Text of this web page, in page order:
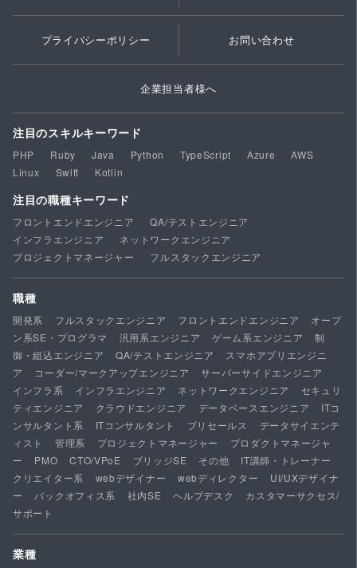
プライバシーポリシー お問い合わせ
企業担当者様へ
注目のスキルキーワード
PHP Ruby Java Python TypeScript Azure
AWS
Linux
Swift Kotlin
注目の職種キーワード
フロントエンドエンジニア
QA/テストエンジニア
インフラエンジニア
ネットワークエンジニア
プロジェクトマネージャー
フルスタックエンジニア
職種
開発系 フルスタックエンジニア フロントエンドエンジニア
オープ
ン系SE・プログラマ
汎用系エンジニア ゲーム系エンジニア
制
御・組込エンジニア
QA/テストエンジニア
スマホアプリエンジニ
ア
コーダー/マークアップエンジニア
サーバーサイドエンジニア
インフラ系
インフラエンジニア ネットワークエンジニア
セキュリ
ティエンジニア
クラウドエンジニア データベースエンジニア
ITコ
ンサルタント系
ITコンサルタント プリセールス
データサイエンテ
ィスト
管理系 プロジェクトマネージャー
プロダクトマネージャ
ー
PMO CTO/VPoE ブリッジSE その他
IT講師・トレーナー
クリエイター系
webデザイナー webディレクター
UI/UXデザイナ
ー
バックオフィス系 社内SE ヘルプデスク
カスタマーサクセス/
サポート
業種